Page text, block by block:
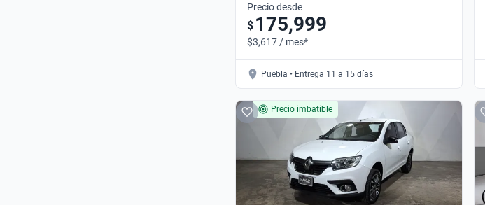
Precio desde
$ 175,999
$3,617 / mes*
Puebla • Entrega 11 a 15 días
Precio imbatible